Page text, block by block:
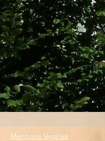
Mentions légales